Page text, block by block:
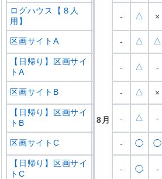
8 月
ログハウス【８人
用】
- △ ×
区画サイトA - △ △
【日帰り】区画サイ
トA
- △ -
区画サイトB - △ ×
【日帰り】区画サイ
トB
- △ -
区画サイトC - ◯ ◯
【日帰り】区画サイ
トC
- ◯ -